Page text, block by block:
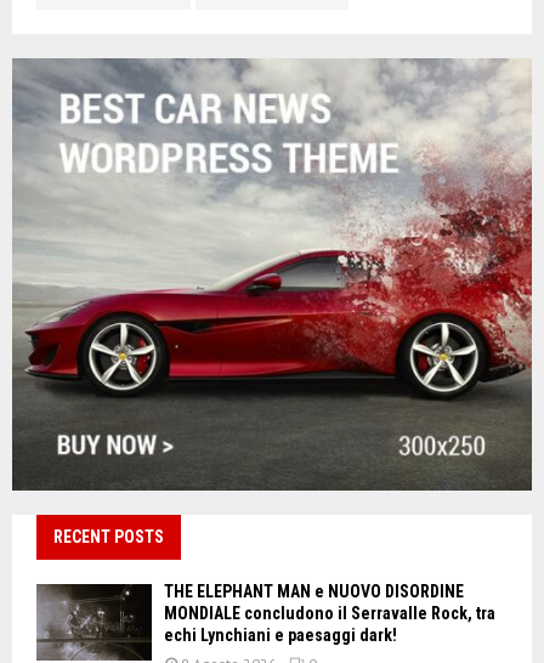
RECENT POSTS
THE ELEPHANT MAN e NUOVO DISORDINE
MONDIALE concludono il Serravalle Rock, tra
echi Lynchiani e paesaggi dark!